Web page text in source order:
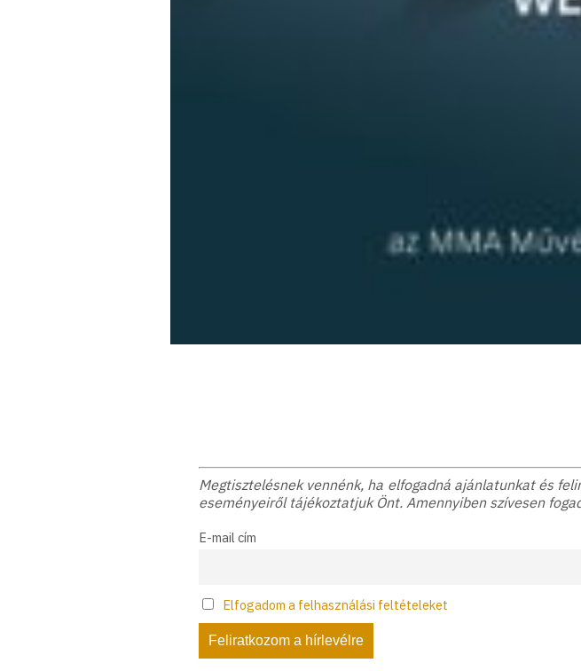
Megtisztelésnek vennénk, ha elfogadná ajánlatunkat és
eseményeiről tájékoztatjuk Önt. Amennyiben szívesen
E-mail cím
Elfogadom a felhasználási feltételeket